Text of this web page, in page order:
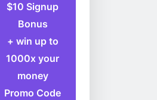
$10 Signup
Bonus
+ win up to
1000x your
money
Promo Code